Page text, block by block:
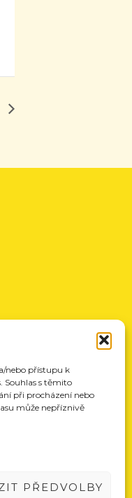
nebo přístupu k
Souhlas s těmito
při procházení nebo
může nepříznivě
PŘEDVOLBY